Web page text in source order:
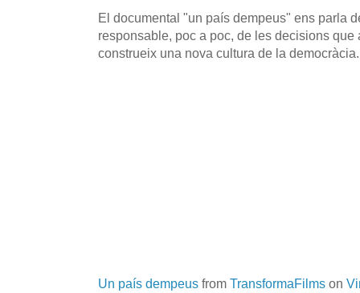
El documental "un país dempeus" ens parla
responsable, poc a poc, de les decisions que
construeix una nova cultura de la democràcia.
Un país dempeus from TransformaFilms on